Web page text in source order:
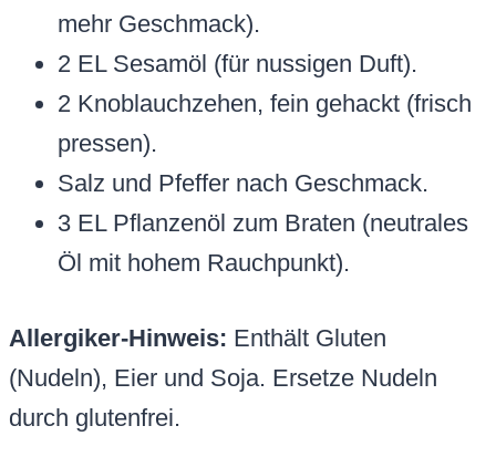
mehr Geschmack).
2 EL Sesamöl (für nussigen Duft).
2 Knoblauchzehen, fein gehackt (frisch
pressen).
Salz und Pfeffer nach Geschmack.
3 EL Pflanzenöl zum Braten (neutrales
Öl mit hohem Rauchpunkt).
Allergiker-Hinweis: Enthält Gluten
(Nudeln), Eier und Soja. Ersetze Nudeln
durch glutenfrei.